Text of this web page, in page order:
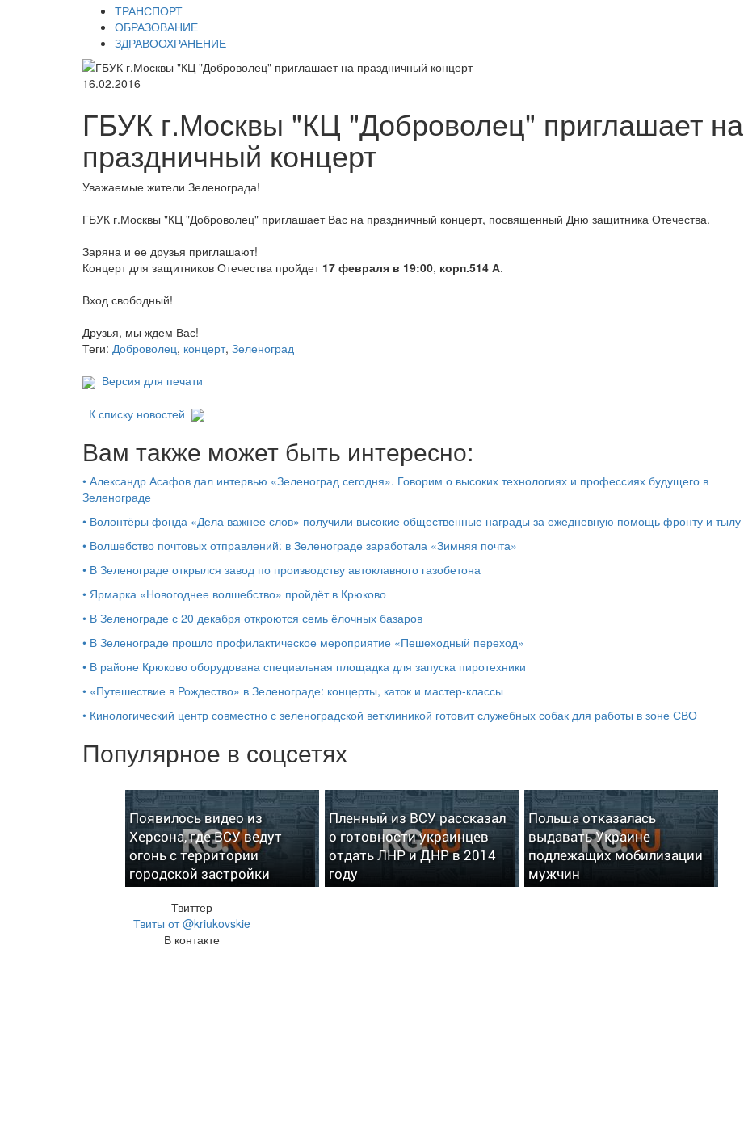
ТРАНСПОРТ
ОБРАЗОВАНИЕ
ЗДРАВООХРАНЕНИЕ
16.02.2016
ГБУК г.Москвы "КЦ "Доброволец" приглашает на
праздничный концерт
Уважаемые жители Зеленограда!
ГБУК г.Москвы "КЦ "Доброволец" приглашает Вас на праздничный концерт, посвященный Дню защитника Отечества.
Заряна и ее друзья приглашают!
Концерт для защитников Отечества пройдет 17 февраля в 19:00, корп.514 А.
Вход свободный!
Друзья, мы ждем Вас!
Теги: Доброволец, концерт, Зеленоград
Версия для печати
К списку новостей
Вам также может быть интересно:
• Александр Асафов дал интервью «Зеленоград сегодня». Говорим о высоких технологиях и профессиях будущего в
Зеленограде
• Волонтёры фонда «Дела важнее слов» получили высокие общественные награды за ежедневную помощь фронту и тылу
• Волшебство почтовых отправлений: в Зеленограде заработала «Зимняя почта»
• В Зеленограде открылся завод по производству автоклавного газобетона
• Ярмарка «Новогоднее волшебство» пройдёт в Крюково
• В Зеленограде с 20 декабря откроются семь ёлочных базаров
• В Зеленограде прошло профилактическое мероприятие «Пешеходный переход»
• В районе Крюково оборудована специальная площадка для запуска пиротехники
• «Путешествие в Рождество» в Зеленограде: концерты, каток и мастер‑классы
• Кинологический центр совместно с зеленоградской ветклиникой готовит служебных собак для работы в зоне СВО
Популярное в соцсетях
Появилось видео из
Херсона, где ВСУ ведут
огонь с территории
городской застройки
Пленный из ВСУ рассказал
о готовности украинцев
отдать ЛНР и ДНР в 2014
году
Польша отказалась
выдавать Украине
подлежащих мобилизации
мужчин
Твиттер
Твиты от @kriukovskie
В контакте